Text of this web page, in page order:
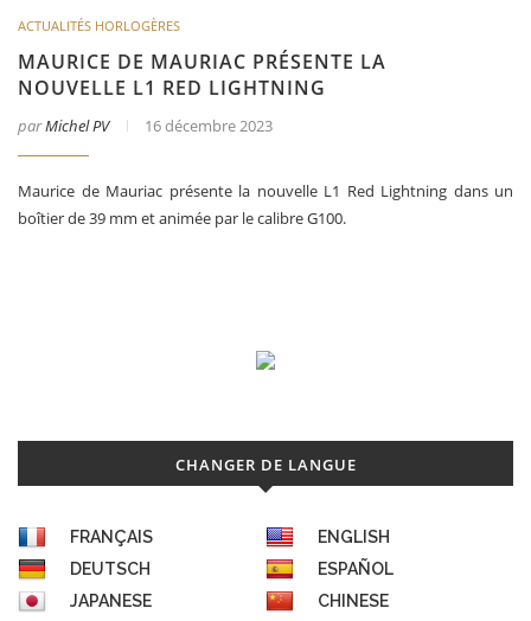
ACTUALITÉS HORLOGÈRES
MAURICE DE MAURIAC PRÉSENTE LA
NOUVELLE L1 RED LIGHTNING
parMichel PV 16 décembre 2023
Maurice de Mauriac présente la nouvelle L1 Red Lightning dans un
boîtier de 39 mm et animée par le calibre G100.
CHANGER DE LANGUE
FRANÇAIS
ENGLISH
DEUTSCH
ESPAÑOL
JAPANESE
CHINESE